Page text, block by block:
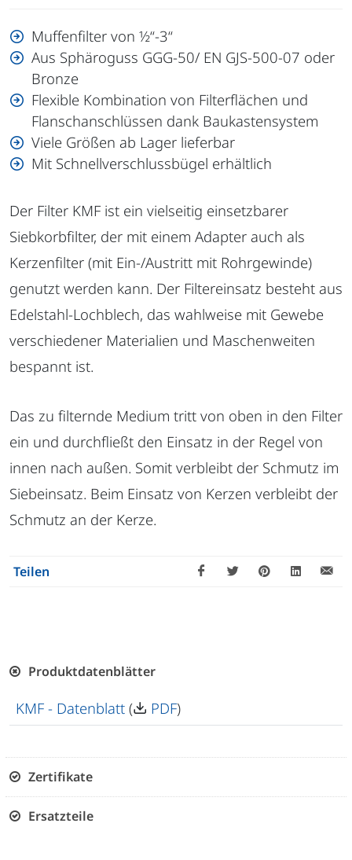
Muffenfilter von ½“-3“
Aus Sphäroguss GGG-50/ EN GJS-500-07 oder
Bronze
Flexible Kombination von Filterflächen und
Flanschanschlüssen dank Baukastensystem
Viele Größen ab Lager lieferbar
Mit Schnellverschlussbügel erhältlich
Der Filter KMF ist ein vielseitig einsetzbarer
Siebkorbfilter, der mit einem Adapter auch als
Kerzenfilter (mit Ein-/Austritt mit Rohrgewinde)
genutzt werden kann. Der Filtereinsatz besteht aus
Edelstahl-Lochblech, das wahlweise mit Gewebe
verschiedener Materialien und Maschenweiten
bespannt ist.
Das zu filternde Medium tritt von oben in den Filter
ein und durchfließt den Einsatz in der Regel von
innen nach außen. Somit verbleibt der Schmutz im
Siebeinsatz. Beim Einsatz von Kerzen verbleibt der
Schmutz an der Kerze.
Teilen
Produktdatenblätter
KMF - Datenblatt ( PDF)
Zertifikate
Ersatzteile